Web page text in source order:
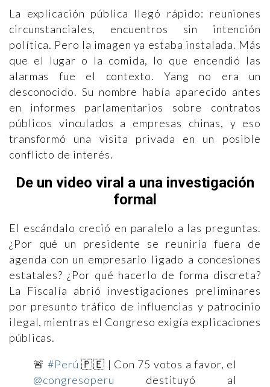
La explicación pública llegó rápido: reuniones
circunstanciales, encuentros sin intención
política. Pero la imagen ya estaba instalada. Más
que el lugar o la comida, lo que encendió las
alarmas fue el contexto. Yang no era un
desconocido. Su nombre había aparecido antes
en informes parlamentarios sobre contratos
públicos vinculados a empresas chinas, y eso
transformó una visita privada en un posible
conflicto de interés.
De un video viral a una investigación
formal
El escándalo creció en paralelo a las preguntas.
¿Por qué un presidente se reuniría fuera de
agenda con un empresario ligado a concesiones
estatales? ¿Por qué hacerlo de forma discreta?
La Fiscalía abrió investigaciones preliminares
por presunto tráfico de influencias y patrocinio
ilegal, mientras el Congreso exigía explicaciones
públicas.
🚨#Perú 🇵🇪 | Con 75 votos a favor, el
@congresoperu destituyó al